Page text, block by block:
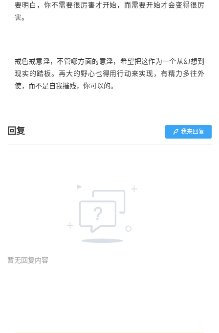
要明白，你不需要很厉害才开始，而需要开始才会变得很厉
害。
戒色戒意淫，不管哪方面的意淫，希望把这作为一个从幻想到
现实的踏板。再大的野心也得用行动来实现，有精力多往外
使，而不是自我摧残，你可以的。
回复 我来回复
暂无回复内容